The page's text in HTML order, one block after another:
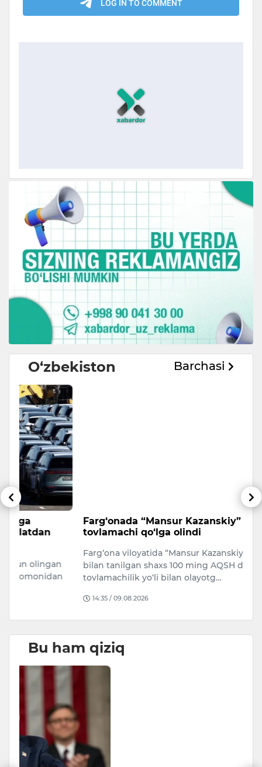
O‘zbekiston Barchasi
Farg‘onada “Mansur Kazanskiy” laqabli
tovlamachi qo‘lga olindi
Farg‘ona viloyatida “Mansur Kazanskiy” laqabi
bilan tanilgan shaxs 100 ming AQSH dollarini
tovlamachilik yo‘li bilan olayotg…
14:35 / 09.08.2026
Bu ham qiziq